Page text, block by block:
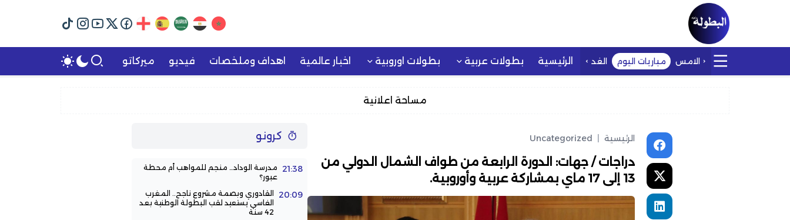
الامس مباريات اليوم الغد الرئيسية بطولات عربية بطولات اوروبية اخبار عالمية اهداف وملخصات فيديو ميركاتو
مساحة اعلانية
الرئيسية Uncategorized
دراجات / جهات: الدورة الرابعة من طواف الشمال الدولي من
13 إلى 17 ماي بمشاركة عربية وأوروبية.
كرونو
21:38
مدرسة الوداد… منجم للمواهب أم محطة
عبور؟
20:09
القادوري وبصمة مشروع ناجح.. المغرب
الفاسي يستعيد لقب البطولة الوطنية بعد
42 سنة